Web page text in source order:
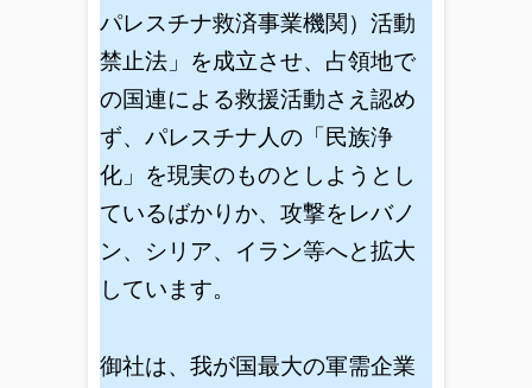
パレスチナ救済事業機関）活動
禁止法」を成立させ、占領地で
の国連による救援活動さえ認め
ず、パレスチナ人の「民族浄
化」を現実のものとしようとし
ているばかりか、攻撃をレバノ
ン、シリア、イラン等へと拡大
しています。
御社は、我が国最大の軍需企業